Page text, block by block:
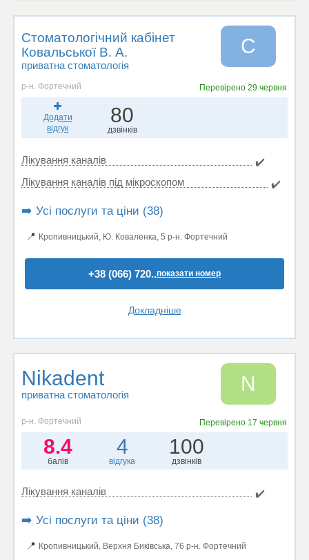
Стоматологічний кабінет
Ковальської В. А.
приватна стоматологія
С
р-н. Фортечний Перевірено29 червня
Додати
відгук
80
дзвінків
Лікування каналів
✔️
Лікування каналів під мікроскопом
✔️
➡️ Усі послуги та ціни (38)
📍 Кропивницький, Ю. Коваленкa, 5 р-н. Фортечний
+38 (066) 720..показати номер
Докладніше
Nikadent
приватна стоматологія N
р-н. Фортечний Перевірено 17 червня
8.4
балів
4
відгука
100
дзвінків
Лікування каналів ✔️
➡️ Усі послуги та ціни (38)
📍 Кропивницький, Верхня Биківська, 76 р-н. Фортечний